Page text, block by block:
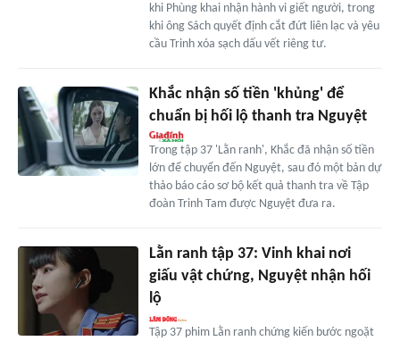
khi Phùng khai nhận hành vi giết người, trong
khi ông Sách quyết định cắt đứt liên lạc và yêu
cầu Trinh xóa sạch dấu vết riêng tư.
Khắc nhận số tiền 'khủng' để
chuẩn bị hối lộ thanh tra Nguyệt
Trong tập 37 'Lằn ranh', Khắc đã nhận số tiền
lớn để chuyển đến Nguyệt, sau đó một bản dự
thảo báo cáo sơ bộ kết quả thanh tra về Tập
đoàn Trinh Tam được Nguyệt đưa ra.
Lằn ranh tập 37: Vinh khai nơi
giấu vật chứng, Nguyệt nhận hối
lộ
Tập 37 phim Lằn ranh chứng kiến bước ngoặt